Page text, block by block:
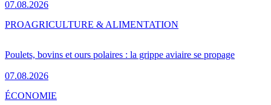
07.08.2026
Poulets, bovins et ours polaires : la grippe aviaire se propage
07.08.2026
PROAGRICULTURE & ALIMENTATION
ÉCONOMIE